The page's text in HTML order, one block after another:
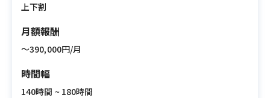
上下割
月額報酬
〜390,000円/月
時間幅
140時間 ~ 180時間